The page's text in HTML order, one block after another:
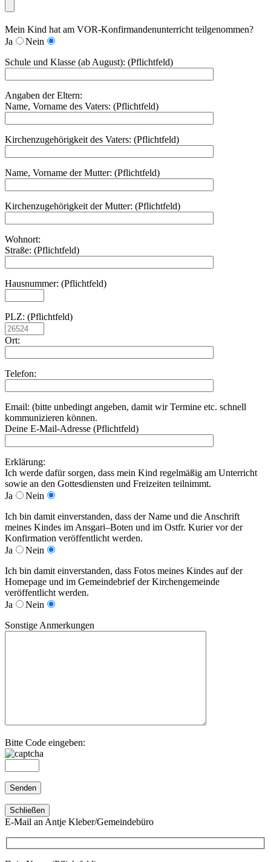
Mein Kind hat am VOR-Konfirmandenunterricht teilgenommen?
Ja
Nein
Schule und Klasse (ab August): (Pflichtfeld)
Angaben der Eltern:
Name, Vorname des Vaters: (Pflichtfeld)
Kirchenzugehörigkeit des Vaters: (Pflichtfeld)
Name, Vorname der Mutter: (Pflichtfeld)
Kirchenzugehörigkeit der Mutter: (Pflichtfeld)
Wohnort:
Straße: (Pflichtfeld)
Hausnummer: (Pflichtfeld)
PLZ: (Pflichtfeld)
Ort:
Telefon:
Email: (bitte unbedingt angeben, damit wir Termine etc. schnell
kommunizieren können.
Deine E-Mail-Adresse (Pflichtfeld)
Erklärung:
Ich werde dafür sorgen, dass mein Kind regelmäßig am Unterricht
sowie an den Gottesdiensten und Freizeiten teilnimmt.
Ja
Nein
Ich bin damit einverstanden, dass der Name und die Anschrift
meines Kindes im Ansgari–Boten und im Ostfr. Kurier vor der
Konfirmation veröffentlicht werden.
Ja
Nein
Ich bin damit einverstanden, dass Fotos meines Kindes auf der
Homepage und im Gemeindebrief der Kirchengemeinde
veröffentlicht werden.
Ja
Nein
Sonstige Anmerkungen
Bitte Code eingeben:
Schließen
E-Mail an Antje Kleber/Gemeindebüro